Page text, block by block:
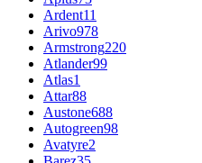
Ardent11
Arivo978
Armstrong220
Atlander99
Atlas1
Attar88
Austone688
Autogreen98
Avatyre2